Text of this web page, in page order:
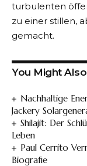
turbulenten
zu einer stillen,
gemacht.
You Might
Nachhaltige
Jackery
Shilajit: Der
Leben
Paul Cerrito
Biografie